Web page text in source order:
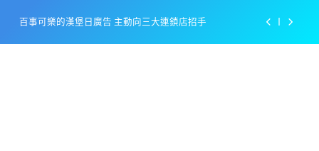
content
百事可樂的漢堡日廣告 主動向三大連鎖店招手